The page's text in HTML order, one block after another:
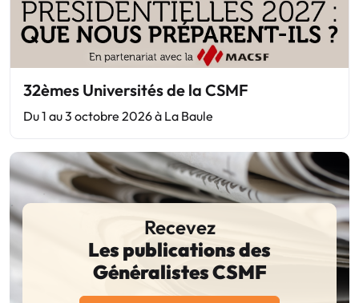
32èmes Universités de la CSMF
Du 1 au 3 octobre 2026 à La Baule
Recevez
Les publications des
Généralistes CSMF